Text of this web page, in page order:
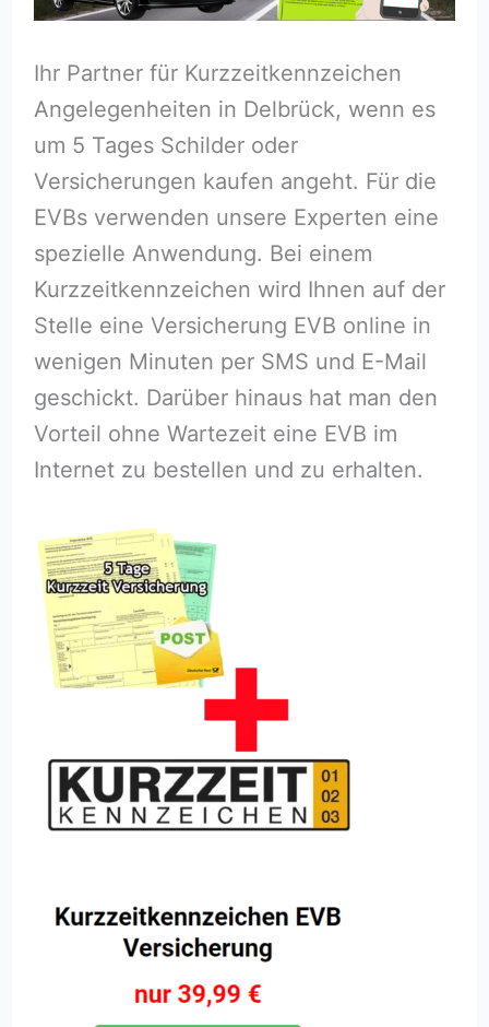
Ihr Partner für Kurzzeitkennzeichen
Angelegenheiten in Delbrück, wenn es
um 5 Tages Schilder oder
Versicherungen kaufen angeht. Für die
EVBs verwenden unsere Experten eine
spezielle Anwendung. Bei einem
Kurzzeitkennzeichen wird Ihnen auf der
Stelle eine Versicherung EVB online in
wenigen Minuten per SMS und E-Mail
geschickt. Darüber hinaus hat man den
Vorteil ohne Wartezeit eine EVB im
Internet zu bestellen und zu erhalten.